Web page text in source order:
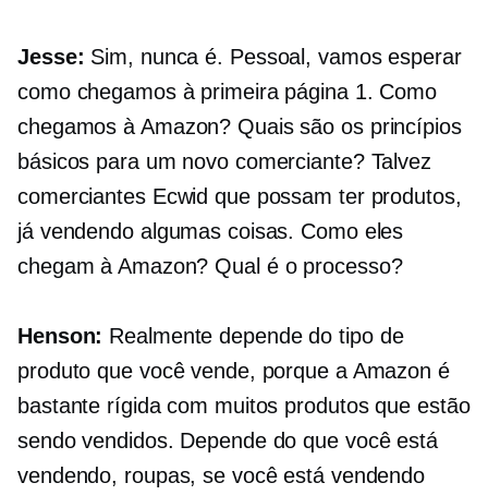
Jesse: Sim, nunca é. Pessoal, vamos esperar
como chegamos à primeira página 1. Como
chegamos à Amazon? Quais são os princípios
básicos para um novo comerciante? Talvez
comerciantes Ecwid que possam ter produtos,
já vendendo algumas coisas. Como eles
chegam à Amazon? Qual é o processo?
Henson: Realmente depende do tipo de
produto que você vende, porque a Amazon é
bastante rígida com muitos produtos que estão
sendo vendidos. Depende do que você está
vendendo, roupas, se você está vendendo